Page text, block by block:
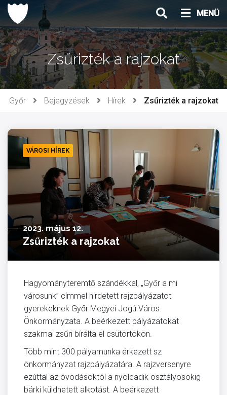
Ugrás
tartalomhoz
MENÜ
Zsűrizték a rajzokat
Győr Bejegyzések Hírek Zsűrizték a rajzokat
VÁROSI HÍREK
2023. május 12.
Zsűrizték a rajzokat
Hagyományteremtő szándékkal, „Győr a mi
városunk” címmel hirdetett rajzpályázatot
gyerekeknek Győr Megyei Jogú Város
Önkormányzata. A beérkezett pályázatokat
szakmai zsűri bírálta el csütörtökön.
Több mint 300 pályamunka érkezett sz
önkormányzat rajzpályázatára. A rajzversenyre
ezúttal az óvodásoktól a nyolcadik osztályosokig
bárki küldhetett alkotást. A beérkezett